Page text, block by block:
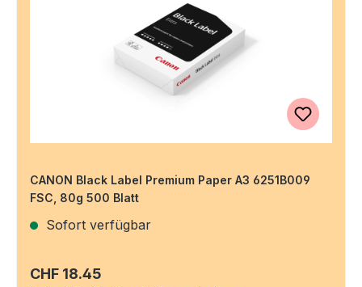
CANON Black Label Premium Paper A3 6251B009
FSC, 80g 500 Blatt
Sofort verfügbar
Regulärer Preis:
CHF 18.45